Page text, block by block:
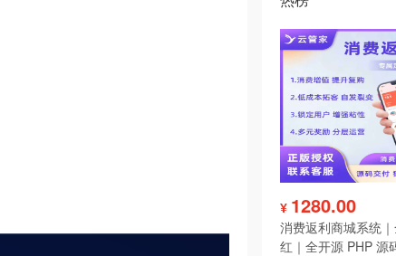
¥ 1280.00
消费返利商城系统
红｜全开源 PHP 源